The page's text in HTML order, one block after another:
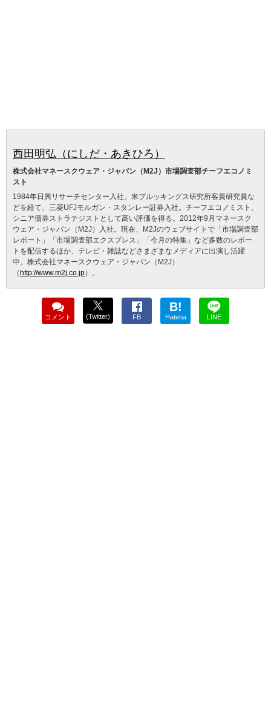
西田明弘（にしだ・あきひろ）
株式会社マネースクウェア・ジャパン（M2J）市場調査部チーフエコノミ
スト
1984年日興リサーチセンター入社。米ブルッキングス研究所客員研究員な
どを経て、三菱UFJモルガン・スタンレー証券入社。チーフエコノミスト、
シニア債券ストラテジストとして高い評価を得る。2012年9月マネースク
ウェア・ジャパン（M2J）入社。現在、M2Jのウェブサイトで「市場調査部
レポート」「市場調査部エクスプレス」「今月の特集」など多数のレポー
トを配信するほか、テレビ・雑誌などさまざまなメディアに出演し活躍
中。株式会社マネースクウェア・ジャパン（M2J）
（ http://www.m2j.co.jp）。
コメント (Twitter) FB
B!
Hatena LINE